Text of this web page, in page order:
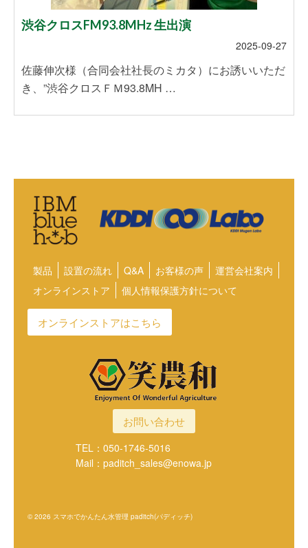
渋谷クロスFM93.8MHz 生出演
2025-09-27
佐藤伸次様（合同会社社長のミカタ）にお誘いいただ
き、”渋谷クロスＦＭ93.8MH …
製品 設置の流れ Q&A お客様の声
運営会社案内
オンラインストア
個人情報保護方針について
オンラインストアはこちら
お問い合わせ
TEL：050-1746-5016
Mail：paditch_sales@enowa.jp
© 2026 スマホでかんたん水管理 paditch(パディッチ)